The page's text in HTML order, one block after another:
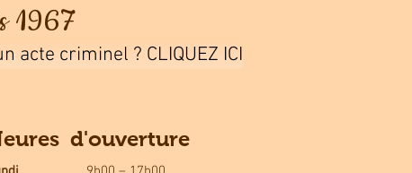
1967
acte criminel ? CLIQUEZ ICI
d'ouverture